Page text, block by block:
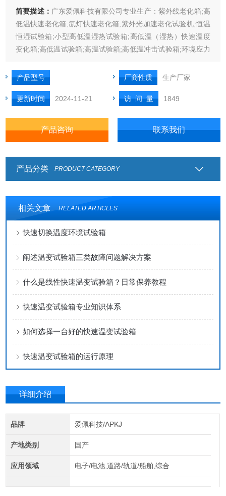
简要描述： 广东爱佩科技有限公司专业生产：紫外线老化箱;高
低温快速老化箱;氙灯快速老化箱;紫外光加速老化试验机;恒温
恒湿试验箱;小型高低温湿热试验箱;高低温（湿热）快速温度
变化箱;高低温试验箱;高温试验箱;高低温冲击试验箱;环境应力
温恒湿试验室。
产品型号 厂商性质 生产厂家
更新时间 2024-11-21 访 问 量 1849
产品咨询 联系我们
产品分类 PRODUCT CATEGORY
相关文章 RELATED ARTICLES
快速切换温度环境试验箱
阐述温变试验箱三类故障问题解决方案
什么是线性快速温变试验箱？日常保养教程
快速温变试验箱专业知识体系
如何选择一台好的快速温变试验箱
快速温变试验箱的运行原理
详细介绍
品牌 爱佩科技/APKJ
产地类别 国产
应用领域 电子/电池,道路/轨道/船舶,综合